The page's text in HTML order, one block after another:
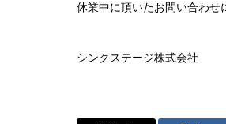
休業中に頂いたお問い合わせ
シンクステージ株式会社